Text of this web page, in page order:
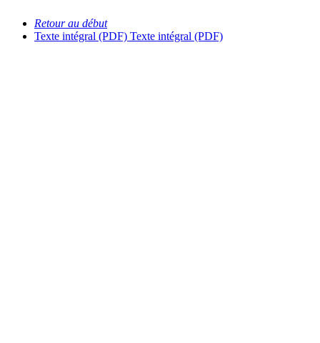
Retour au début
Texte intégral (PDF) Texte intégral (PDF)